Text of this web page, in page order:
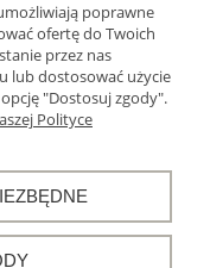
DO KOSZYKA
5 »
poprawne
ofertę do Twoich
przez nas
lub dostosować użycie
"Dostosuj zgody".
Polityce